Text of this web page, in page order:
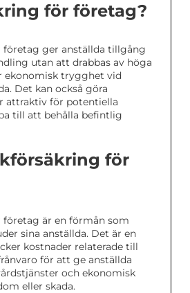
för företag?
företag ger anställda tillgång
utan att drabbas av höga
ekonomisk trygghet vid
Det kan också göra
attraktiv för potentiella
till att behålla befintlig
för
är en förmån som
sina anställda. Det är en
kostnader relaterade till
för att ge anställda
och ekonomisk
eller skada.